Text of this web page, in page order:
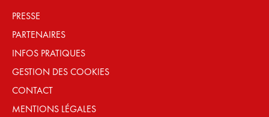
PRESSE
PARTENAIRES
INFOS PRATIQUES
GESTION DES COOKIES
CONTACT
MENTIONS LÉGALES